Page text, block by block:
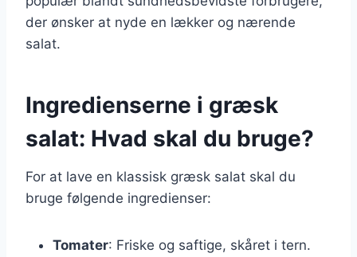
der ønsker at nyde en lækker og nærende
salat.
Ingredienserne i græsk
salat: Hvad skal du bruge?
For at lave en klassisk græsk salat skal du
bruge følgende ingredienser:
Tomater: Friske og saftige, skåret i tern.